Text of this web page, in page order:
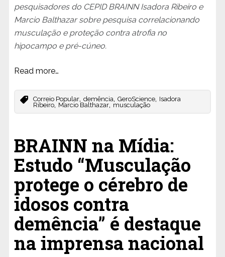
pesquisadores do CEPID BRAINN Isadora Ribeiro e
Marcio Balthazar sobre pesquisa correlacionando
musculação e proteção contra atrofia no
hipocampo e pré-cúneo.
Read more…
Correio Popular, demência GeroScience, Isadora
Ribeiro, Marcio Balthazar, musculação
BRAINN na Mídia:
Estudo “Musculação
protege o cérebro de
idosos contra
demência” é destaque
na imprensa nacional